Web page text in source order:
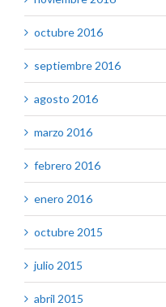
octubre 2016
septiembre 2016
agosto 2016
marzo 2016
febrero 2016
enero 2016
octubre 2015
julio 2015
abril 2015